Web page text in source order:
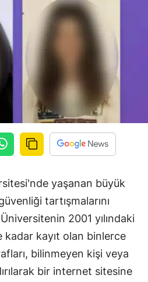
yaşanan büyük
tartışmalarını
2001 yılındaki
kadar kayıt olan binlerce
bilinmeyen kişi veya
bir internet sitesine